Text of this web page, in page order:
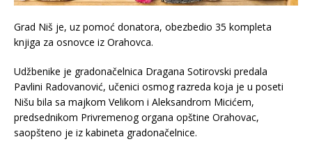
Grad Niš je, uz pomoć donatora, obezbedio 35 kompleta
knjiga za osnovce iz Orahovca.
Udžbenike je gradonačelnica Dragana Sotirovski predala
Pavlini Radovanović, učenici osmog razreda koja je u poseti
Nišu bila sa majkom Velikom i Aleksandrom Micićem,
predsednikom Privremenog organa opštine Orahovac,
saopšteno je iz kabineta gradonačelnice.